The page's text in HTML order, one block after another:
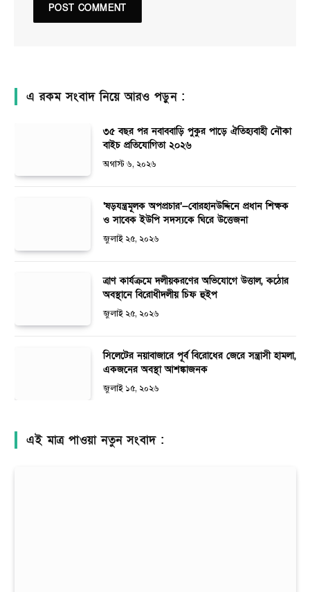
এ রকম সংবাদ নিয়ে আরও পড়ুন :
৩৫ বছর পর নবাববাড়ি পুকুর পাড়ে ঐতিহ্যবাহী নৌকা
বাইচ প্রতিযোগিতা ২০২৬
অগাস্ট ৬, ২০২৬
‘ষড়যন্ত্রমূলক অপপ্রচার’—বোরহানউদ্দিনে প্রধান শিক্ষক
ও সাবেক ইউপি সদস্যকে ঘিরে উত্তেজনা
জুলাই ২৫, ২০২৬
ত্রাণ কার্যক্রমে দলীয়করণের অভিযোগে উত্তাল, কঠোর
অবস্থানে বিরোধীদলীয় চিফ হুইপ
জুলাই ২৫, ২০২৬
সিলেটের নয়াবাজারে পূর্ব বিরোধের জেরে সন্ত্রাসী হামলা,
একজনের অবস্থা আশঙ্কাজনক
জুলাই ১৫, ২০২৬
এই মাত্র পাওয়া নতুন সংবাদ :